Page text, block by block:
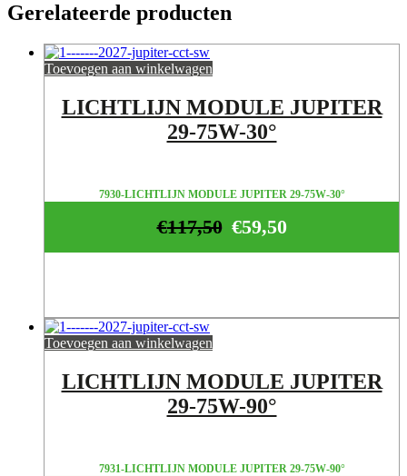
Gerelateerde producten
Toevoegen aan winkelwagen
LICHTLIJN MODULE JUPITER
29-75W-30°
7930-LICHTLIJN MODULE JUPITER 29-75W-30°
€59,50
€117,50
Toevoegen aan winkelwagen
LICHTLIJN MODULE JUPITER
29-75W-90°
7931-LICHTLIJN MODULE JUPITER 29-75W-90°